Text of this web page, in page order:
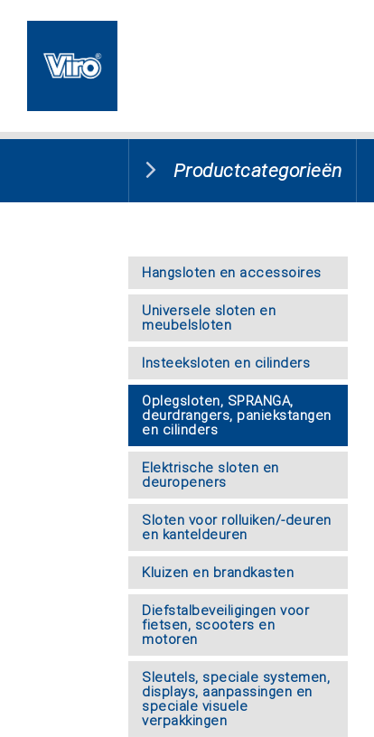
Productcategorieën
Hangsloten en accessoires
Universele sloten en
meubelsloten
Insteeksloten en cilinders
Oplegsloten, SPRANGA,
deurdrangers, paniekstangen
en cilinders
Elektrische sloten en
deuropeners
Sloten voor rolluiken/-deuren
en kanteldeuren
Kluizen en brandkasten
Diefstalbeveiligingen voor
fietsen, scooters en
motoren
Sleutels, speciale systemen,
displays, aanpassingen en
speciale visuele
verpakkingen